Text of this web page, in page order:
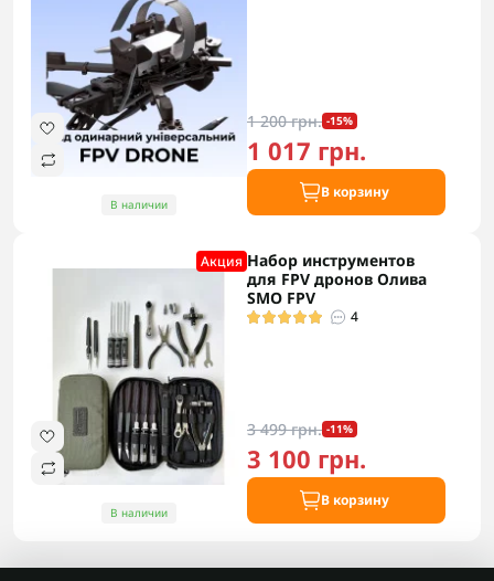
В наличии
1 200 грн. -15%
1 017 грн.
В корзину
Акция
В наличии
Набор инструментов
для FPV дронов Олива
SMO FPV
4
3 499 грн. -11%
3 100 грн.
В корзину